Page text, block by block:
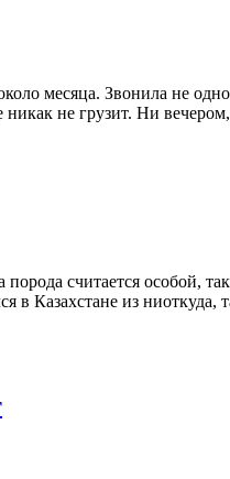
месяца. Звонила не
никак не грузит. Ни
считается особой,
Казахстане из ниоткуда,